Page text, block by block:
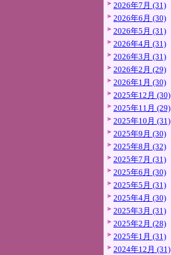
2026年7月 (31)
2026年6月 (30)
2026年5月 (31)
2026年4月 (31)
2026年3月 (31)
2026年2月 (29)
2026年1月 (30)
2025年12月 (30)
2025年11月 (29)
2025年10月 (31)
2025年9月 (30)
2025年8月 (32)
2025年7月 (31)
2025年6月 (30)
2025年5月 (31)
2025年4月 (30)
2025年3月 (31)
2025年2月 (28)
2025年1月 (31)
2024年12月 (31)